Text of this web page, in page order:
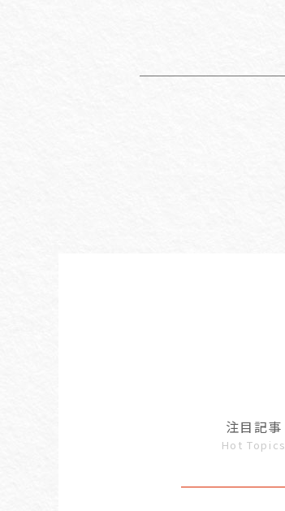
注目記事
Hot Topics